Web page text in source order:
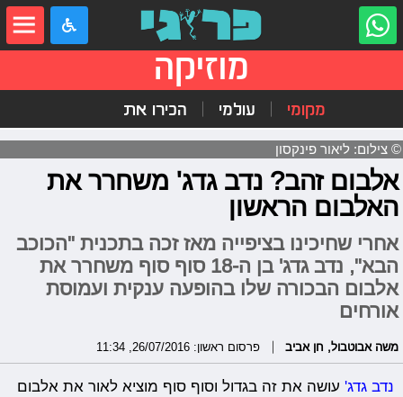
מוזיקה
מקומי עולמי הכירו את
© צילום: ליאור פינקסון
אלבום זהב? נדב גדג' משחרר את
האלבום הראשון
אחרי שחיכינו בציפייה מאז זכה בתכנית "הכוכב
הבא", נדב גדג' בן ה-18 סוף סוף משחרר את
אלבום הבכורה שלו בהופעה ענקית ועמוסת
אורחים
משה אבוטבול, חן אביב פרסום ראשון: 26/07/2016, 11:34
נדב גדג' עושה את זה בגדול וסוף סוף מוציא לאור את אלבום